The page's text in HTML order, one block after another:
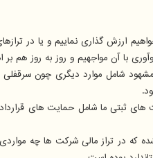
ارزش گذاری نماییم و یا در
آن مواجهیم و روز به روز هم
شامل موارد دیگری چون
های ثبتی ما شامل حمایت های
۱۷ حسابرسی، اظهار نمود: در ماده ۴۶ و ۴۸ این استاندارد